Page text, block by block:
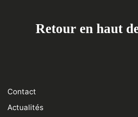
Retour en haut
Contact
Actualités